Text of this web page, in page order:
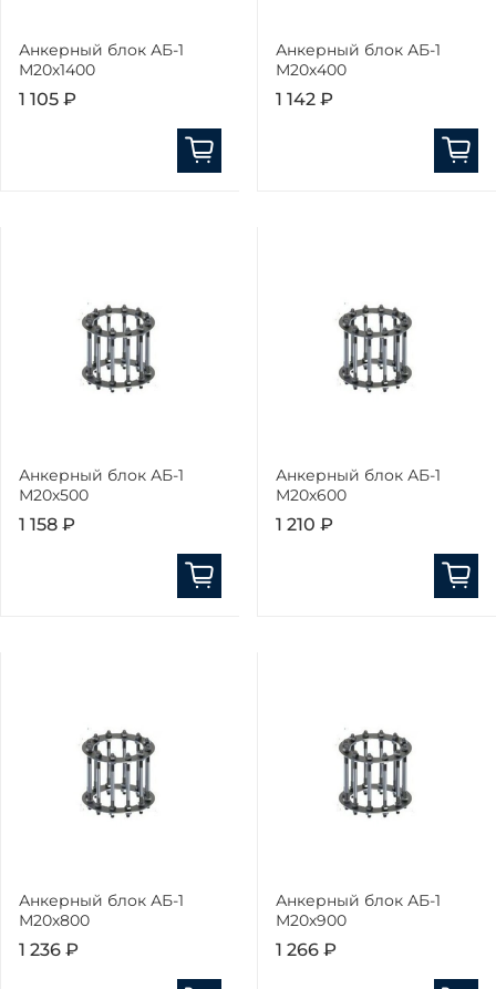
Анкерный блок АБ-1
М20х1400
1 105 ₽
Анкерный блок АБ-1
М20х400
1 142 ₽
Анкерный блок АБ-1
М20х500
1 158 ₽
Анкерный блок АБ-1
М20х600
1 210 ₽
Анкерный блок АБ-1
М20х800
1 236 ₽
Анкерный блок АБ-1
М20х900
1 266 ₽